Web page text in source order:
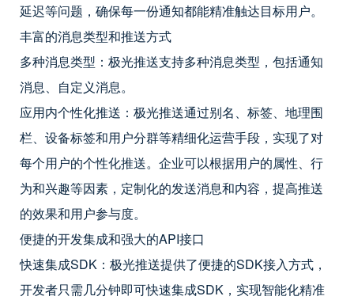
延迟等问题，确保每一份通知都能精准触达目标用户。
丰富的消息类型和推送方式
多种消息类型：极光推送支持多种消息类型，包括通知
消息、自定义消息。
应用内个性化推送：极光推送通过别名、标签、地理围
栏、设备标签和用户分群等精细化运营手段，实现了对
每个用户的个性化推送。企业可以根据用户的属性、行
为和兴趣等因素，定制化的发送消息和内容，提高推送
的效果和用户参与度。
便捷的开发集成和强大的API接口
快速集成SDK：极光推送提供了便捷的SDK接入方式，
开发者只需几分钟即可快速集成SDK，实现智能化精准